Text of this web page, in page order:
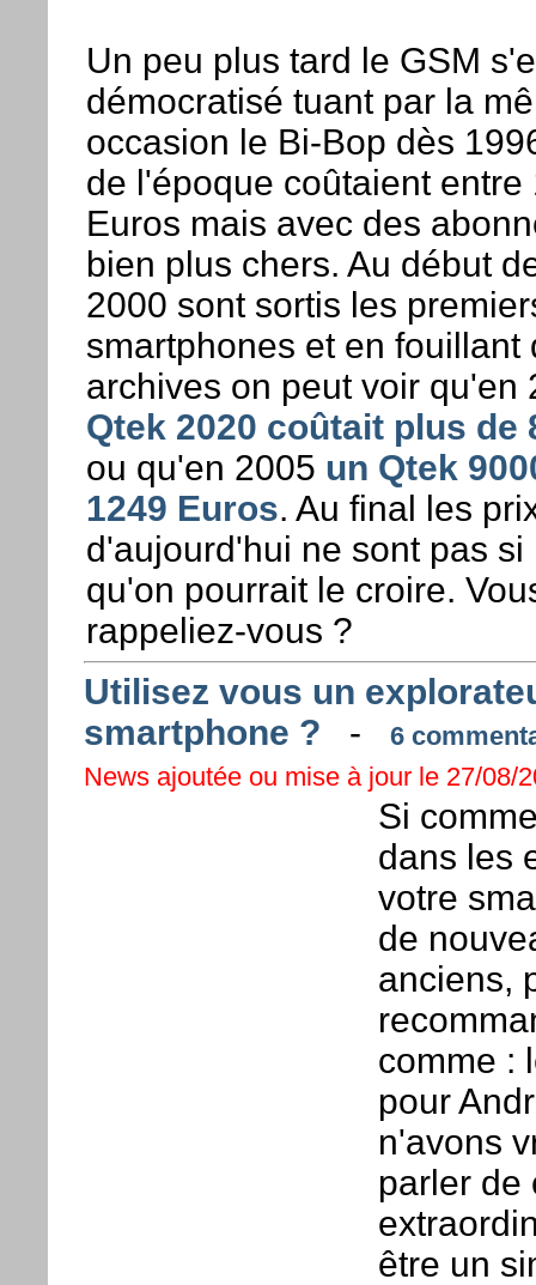
Un peu plus tard le GSM
démocratisé tuant par la
occasion le Bi-Bop dès
de l'époque coûtaient entre
Euros mais avec des
bien plus chers. Au début
2000 sont sortis les
smartphones et en fouillant
archives on peut voir qu'en
Qtek 2020 coûtait plus de
ou qu'en 2005 un Qtek
1249 Euros. Au final les
d'aujourd'hui ne sont pas si
qu'on pourrait le croire.
rappeliez-vous ?
Utilisez vous un
smartphone ? -
6
News ajoutée ou mise à jour le 27/08/
Si
dans les
votre
de
anciens,
comme :
pour
n'avons
parler de
être un